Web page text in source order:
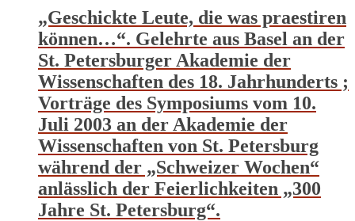
„Geschickte Leute, die was praestiren
können…“. Gelehrte aus Basel an der
St. Petersburger Akademie der
Wissenschaften des 18. Jahrhunderts ;
Vorträge des Symposiums vom 10.
Juli 2003 an der Akademie der
Wissenschaften von St. Petersburg
während der „Schweizer Wochen“
anlässlich der Feierlichkeiten „300
Jahre St. Petersburg“.